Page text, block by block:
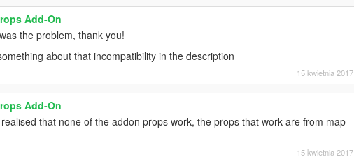
Add-On
the problem, thank you!
about that incompatibility in the description
15 kwietnia 2017
Add-On
that none of the addon props work, the props that work are from map
15 kwietnia 2017